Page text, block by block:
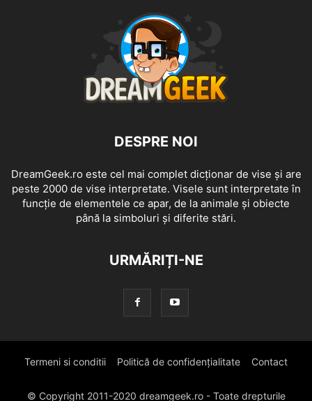
DESPRE NOI
DreamGeek.ro este cel mai complet dicționar de vise și are
peste 2000 de vise interpretate. Visele sunt interpretate în
funcție de elementele ce apar, de la animale și obiecte
până la simboluri și diferite stări.
URMĂRIȚI-NE
Termeni si conditii Politică de confidențialitate Contact
© Copyright 2011-2020 dreamgeek.ro - Toate drepturile